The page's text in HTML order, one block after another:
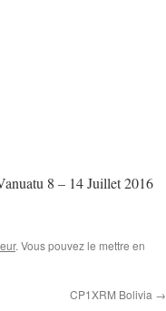
8 – 14 Juillet 2016
. Vous pouvez le mettre en
CP1XRM Bolivia →